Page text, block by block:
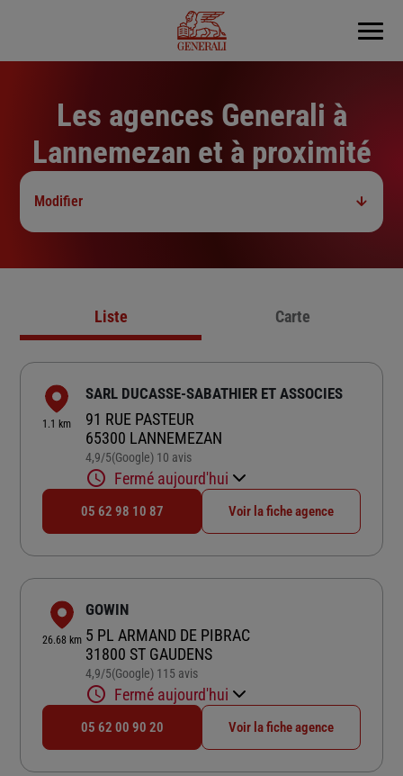
Menu
Les agences Generali à
Lannemezan et à proximité
Modifier
Liste Carte
1.1 km
SARL DUCASSE-SABATHIER ET ASSOCIES
91 RUE PASTEUR
65300 LANNEMEZAN
4,9/5Note de 4.9 sur 5
(Google) 10 avis
Fermé aujourd'hui
05 62 98 10 87 Voir la fiche agence
26.68 km
GOWIN
5 PL ARMAND DE PIBRAC
31800 ST GAUDENS
4,9/5Note de 4.9 sur 5
(Google) 115 avis
Fermé aujourd'hui
05 62 00 90 20 Voir la fiche agence